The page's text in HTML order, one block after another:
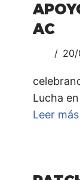
AC
Lucha
Leer